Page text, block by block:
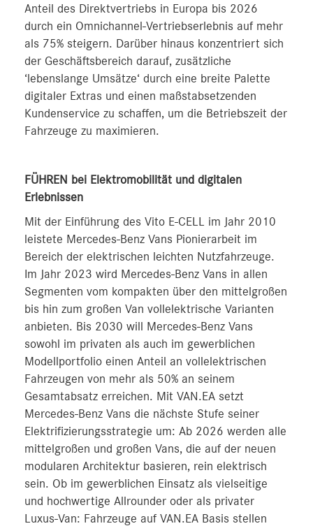
Anteil des Direktvertriebs in Europa bis 2026
durch ein Omnichannel-Vertriebserlebnis auf mehr
als 75% steigern. Darüber hinaus konzentriert sich
der Geschäftsbereich darauf, zusätzliche
‘lebenslange Umsätze‘ durch eine breite Palette
digitaler Extras und einen maßstabsetzenden
Kundenservice zu schaffen, um die Betriebszeit der
Fahrzeuge zu maximieren.
FÜHREN bei Elektromobilität und digitalen
Erlebnissen
Mit der Einführung des Vito E-CELL im Jahr 2010
leistete Mercedes-Benz Vans Pionierarbeit im
Bereich der elektrischen leichten Nutzfahrzeuge.
Im Jahr 2023 wird Mercedes-Benz Vans in allen
Segmenten vom kompakten über den mittelgroßen
bis hin zum großen Van vollelektrische Varianten
anbieten. Bis 2030 will Mercedes-Benz Vans
sowohl im privaten als auch im gewerblichen
Modellportfolio einen Anteil an vollelektrischen
Fahrzeugen von mehr als 50% an seinem
Gesamtabsatz erreichen. Mit VAN.EA setzt
Mercedes-Benz Vans die nächste Stufe seiner
Elektrifizierungsstrategie um: Ab 2026 werden alle
mittelgroßen und großen Vans, die auf der neuen
modularen Architektur basieren, rein elektrisch
sein. Ob im gewerblichen Einsatz als vielseitige
und hochwertige Allrounder oder als privater
Luxus-Van: Fahrzeuge auf VAN.EA Basis stellen